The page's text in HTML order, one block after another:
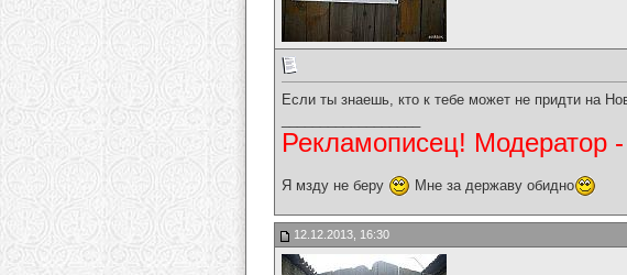
Если ты знаешь, кто к тебе может не придти на
Рекламописец! Модератор
Я мзду не беру Мне за державу обидно
12.12.2013, 16:30